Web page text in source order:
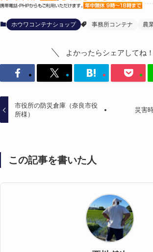
ホウワコンテナショップ 事務所コンテナ 農
よかったらシェアしてね！
市役所の防災倉庫（奈良市役
所様）
災害
この記事を書いた人